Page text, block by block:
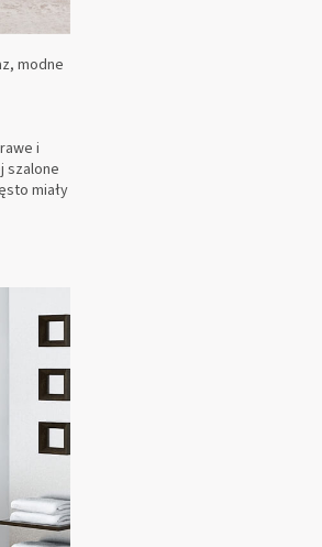
modne
i
szalone
miały